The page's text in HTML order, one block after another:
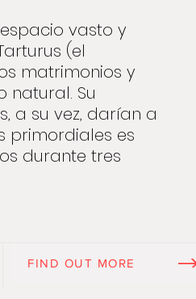
FIND OUT MORE
vasto y
(el
matrimonios y
natural. Su
a su vez, darían a
primordiales es
durante tres